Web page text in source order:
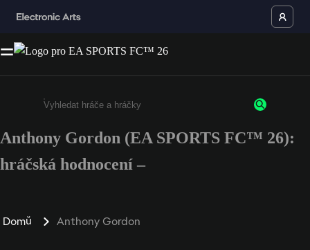
Enter a minimum of 3 characters or numbers
Anthony Gordon (EA SPORTS FC™ 26):
hráčská hodnocení –
Domů Anthony Gordon